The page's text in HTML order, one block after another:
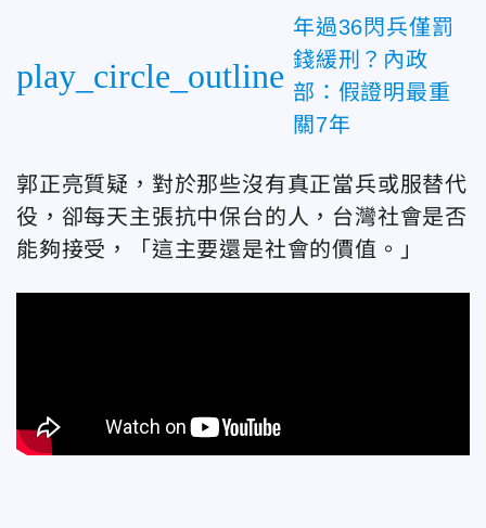
play_circle_outline
年過36閃兵僅罰
錢緩刑？內政
部：假證明最重
關7年
郭正亮質疑，對於那些沒有真正當兵或服替代
役，卻每天主張抗中保台的人，台灣社會是否
能夠接受，「這主要還是社會的價值。」